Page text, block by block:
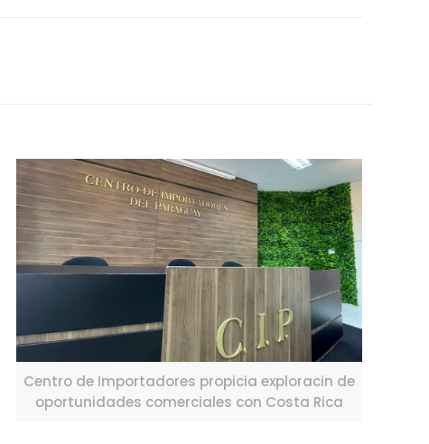
Centro de Importadores propicia exploracin de
oportunidades comerciales con Costa Rica